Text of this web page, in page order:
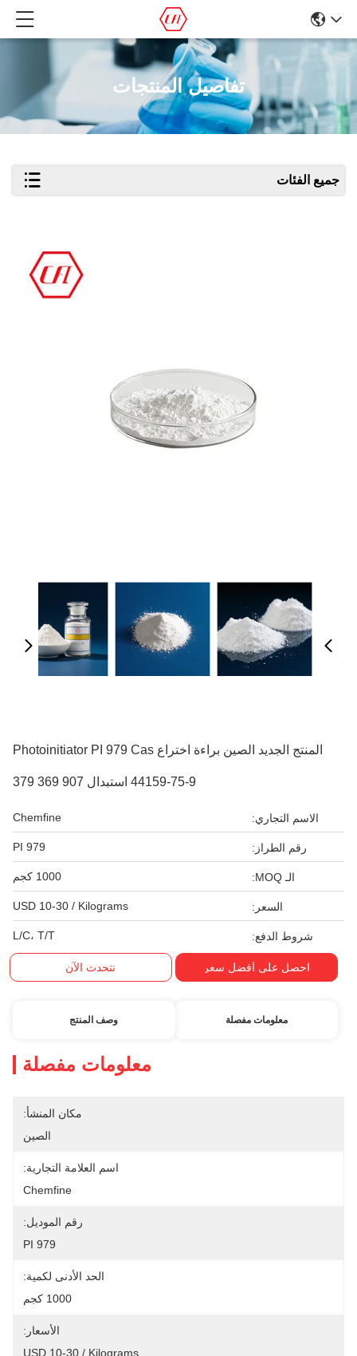
تفاصيل المنتجات
جميع الفئات
المنتج الجديد الصين براءة اختراع Photoinitiator PI 979 Cas
44159-75-9 استبدال 907 369 379
الاسم التجاري: Chemfine
رقم الطراز: PI 979
الـ MOQ: 1000 كجم
السعر: USD 10-30 / Kilograms
شروط الدفع: L/C، T/T
احصل على أفضل سعر نتحدث الآن
معلومات مفصلة وصف المنتج
معلومات مفصلة
مكان المنشأ:
الصين
اسم العلامة التجارية:
Chemfine
رقم الموديل:
PI 979
الحد الأدنى لكمية:
1000 كجم
الأسعار:
USD 10-30 / Kilograms